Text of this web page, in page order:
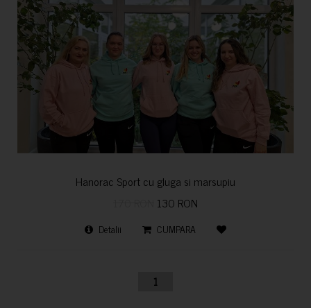
Hanorac Sport cu gluga si marsupiu
130 RON
Detalii CUMPARA
1